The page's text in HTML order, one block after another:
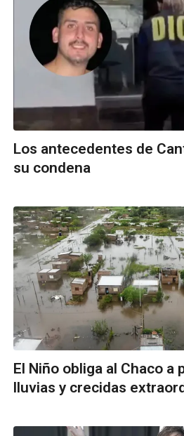
Los antecedentes de
su condena
El Niño obliga al Chaco a
lluvias y crecidas